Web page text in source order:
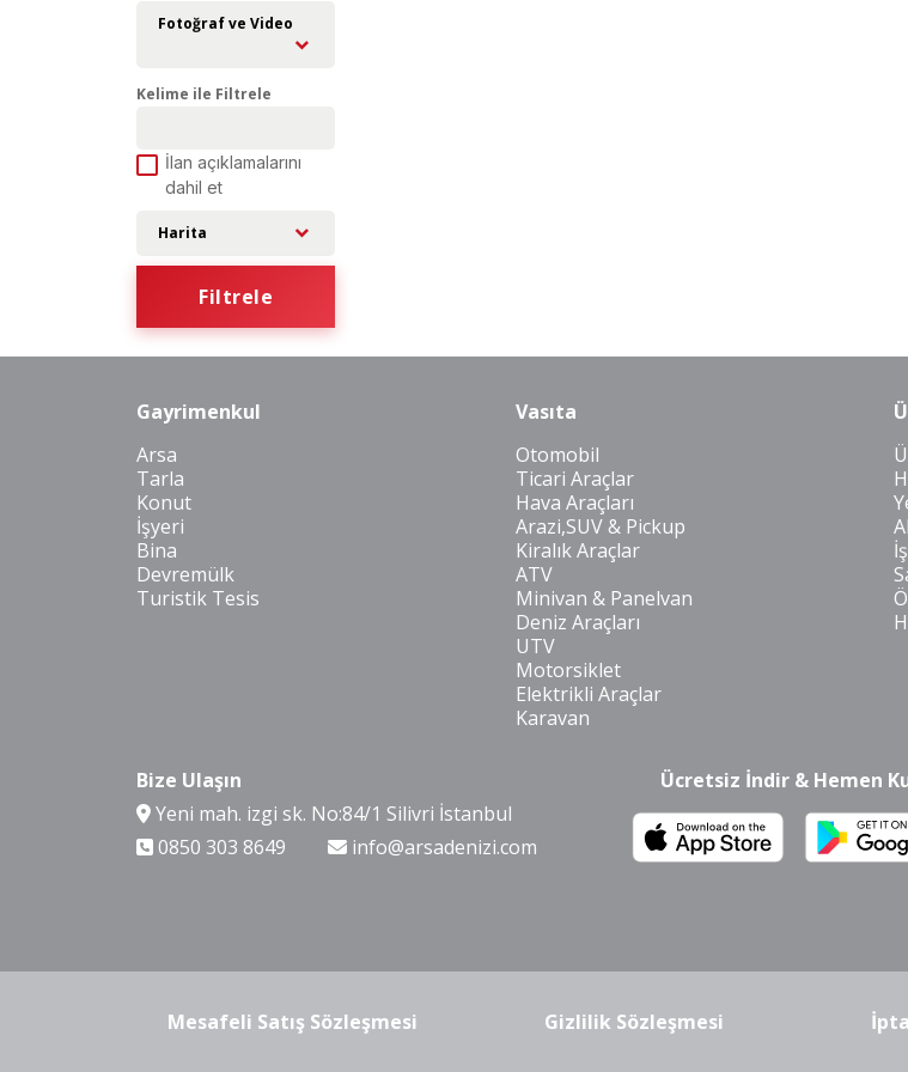
Fotoğraf ve Video
Kelime ile Filtrele
İlan açıklamalarını
dahil et
Harita
Filtrele
Gayrimenkul
Arsa
Tarla
Konut
İşyeri
Bina
Devremülk
Turistik Tesis
Vasıta
Otomobil
Ticari Araçlar
Hava Araçları
Arazi,SUV & Pickup
Kiralık Araçlar
ATV
Minivan & Panelvan
Deniz Araçları
UTV
Motorsiklet
Elektrikli Araçlar
Karavan
Bize Ulaşın
Yeni mah. izgi sk. No:84/1 Silivri İstanbul
0850 303 8649
info@arsadenizi.com
Ücretsiz İndir & Hemen
Mesafeli Satış Sözleşmesi Gizlilik Sözleşmesi